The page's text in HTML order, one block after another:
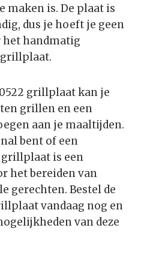
maken is. De plaat is
dus je hoeft je geen
het handmatig
grillplaat.
grillplaat kan je
grillen en een
aan je maaltijden.
bent of een
grillplaat is een
het bereiden van
gerechten. Bestel de
vandaag nog en
van deze